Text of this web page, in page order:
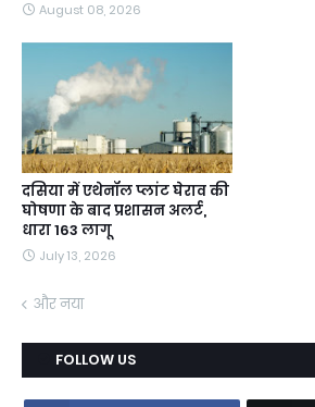
August 08, 2026
दसिया में एथेनॉल प्लांट घेराव की
घोषणा के बाद प्रशासन अलर्ट,
धारा 163 लागू
July 13, 2026
और नया
FOLLOW US